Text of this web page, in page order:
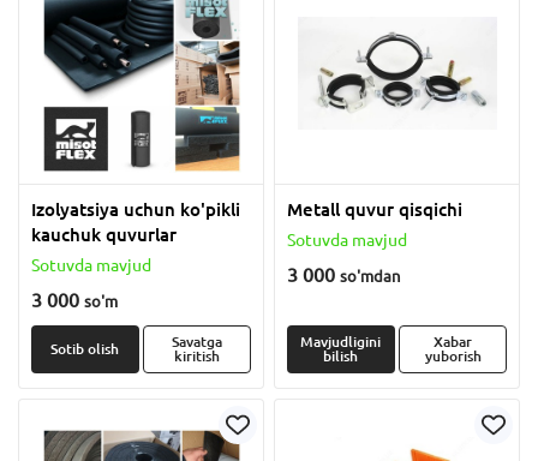
Izolyatsiya uchun ko'pikli
kauchuk quvurlar
Sotuvda mavjud
3 000 so'm
Sotib olish
Savatga
kiritish
Metall quvur qisqichi
Sotuvda mavjud
3 000 so'mdan
Mavjudligini
bilish
Xabar
yuborish